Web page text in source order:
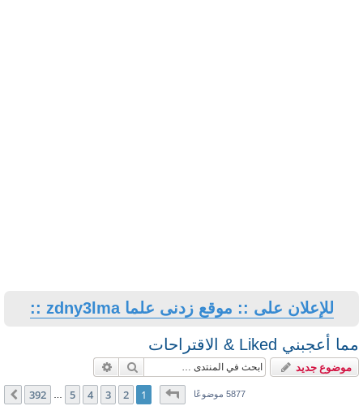
للإعلان على :: موقع زدنى علما zdny3lma ::
مما أعجبني Liked & الاقتراحات
موضوع جديد بحث
5877 موضوعًاصفحة1من 392
1
2
3
4
5
392 التالي